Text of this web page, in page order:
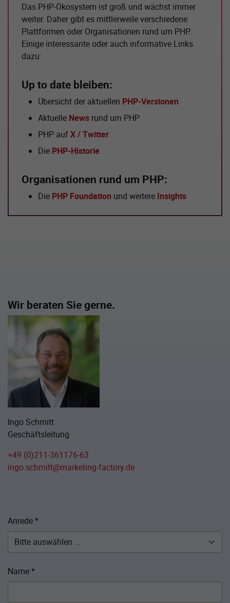
Das PHP-Ökosystem ist groß und wächst immer
weiter. Daher gibt es mittlerweile verschiedene
Plattformen oder Organisationen rund um PHP.
Einige interessante oder auch informative Links
dazu:
Up to date bleiben:
Übersicht der aktuellen PHP-Versionen
Aktuelle News rund um PHP
PHP aufX / Twitter
Die PHP-Historie
Organisationen rund um PHP:
Die PHP Foundation und weitere Insights
Wir beraten Sie gerne.
Ingo Schmitt
Geschäftsleitung
+49 (0)211-361176-63
ingo.schmitt@marketing-factory.de
Anrede*
Name*